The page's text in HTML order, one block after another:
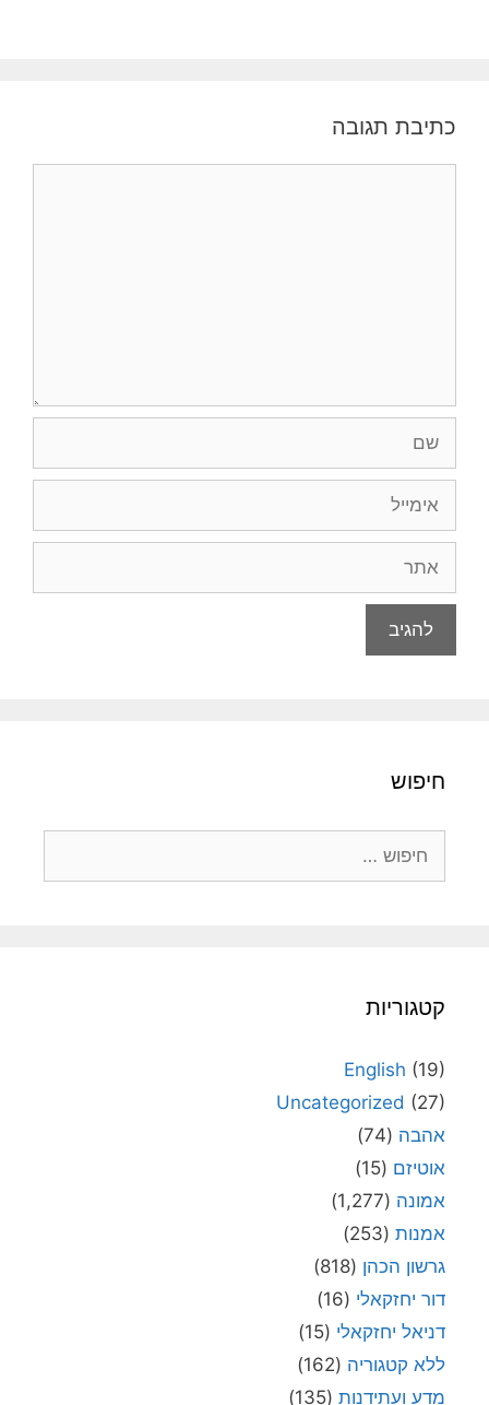
כתיבת תגובה
חיפוש
קטגוריות
English (19)
Uncategorized (27)
אהבה (74)
אוטיזם (15)
אמונה (1,277)
אמנות (253)
גרשון הכהן (818)
דור יחזקאלי (16)
דניאל יחזקאלי (15)
ללא קטגוריה (162)
מדע ועתידנות (135)